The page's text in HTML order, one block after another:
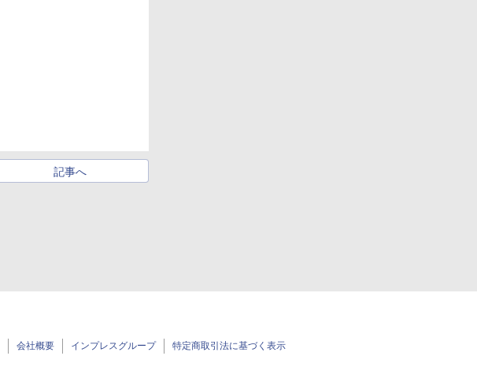
記事へ
会社概要 インプレスグループ 特定商取引法に基づく表示